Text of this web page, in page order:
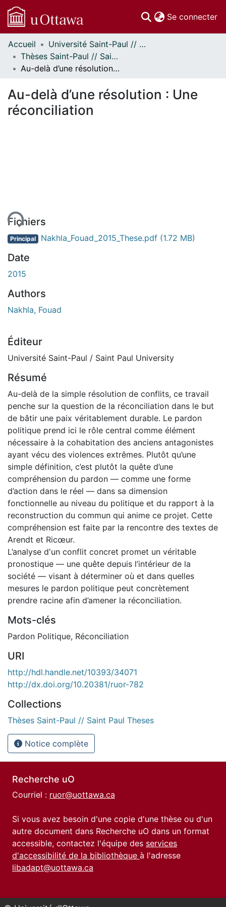
Se connecter
Communautés
et collections
Parcourir
À propos
Accueil
Université Saint-Paul // Saint Paul University
Thèses Saint-Paul // Saint Paul Theses
Au-delà d’une résolution : Une réconciliation
Au-delà d’une résolution : Une
réconciliation
Fichiers
Principal Nakhla_Fouad_2015_These.pdf (1.72 MB)
Date
2015
Authors
Nakhla, Fouad
Éditeur
Université Saint-Paul / Saint Paul University
Résumé
Au-delà de la simple résolution de conflits, ce travail
penche sur la question de la réconciliation dans le but
de bâtir une paix véritablement durable. Le pardon
politique prend ici le rôle central comme élément
nécessaire à la cohabitation des anciens antagonistes
ayant vécu des violences extrêmes. Plutôt qu’une
simple définition, c’est plutôt la quête d’une
compréhension du pardon — comme une forme
d’action dans le réel — dans sa dimension
fonctionnelle au niveau du politique et du rapport à la
reconstruction du commun qui anime ce projet. Cette
compréhension est faite par la rencontre des textes de
Arendt et Ricœur.
L’analyse d'un conflit concret promet un véritable
pronostique — une quête depuis l’intérieur de la
société — visant à déterminer où et dans quelles
mesures le pardon politique peut concrètement
prendre racine afin d’amener la réconciliation.
Mots-clés
Pardon Politique, Réconciliation
URI
http://hdl.handle.net/10393/34071
http://dx.doi.org/10.20381/ruor-782
Collections
Thèses Saint-Paul // Saint Paul Theses
Notice complète
Recherche uO
Courriel : ruor@uottawa.ca
Si vous avez besoin d'une copie d'une thèse ou d'un
autre document dans Recherche uO dans un format
accessible, contactez l'équipe des services
d'accessibilité de la bibliothèque à l'adresse
libadapt@uottawa.ca